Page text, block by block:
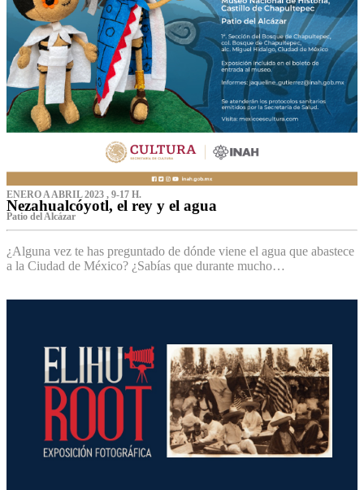
ENERO A ABRIL 2023 , 9-17 H.
Nezahualcóyotl, el rey y el agua
Patio del Alcázar
¿Alguna vez te has preguntado de dónde viene el agua que abastece
a la Ciudad de México? ¿Sabías que durante mucho…